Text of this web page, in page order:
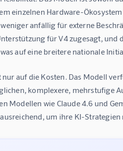
einzelnen Hardware-
anfällig für externe
für V4 zugesagt, und
auf eine breitere nationale
auf die Kosten. Das Modell
komplexere, mehrstufige
Modellen wie Claude 4.6 und
um ihre KI-Strategien